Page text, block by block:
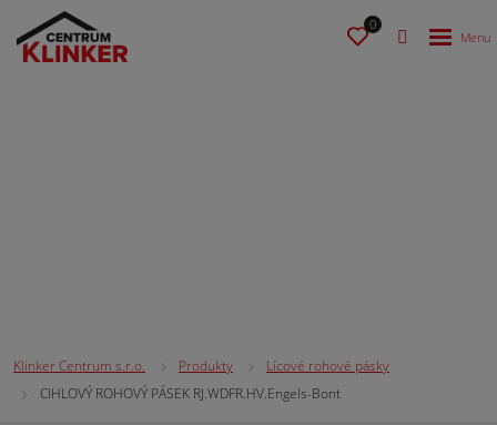
0
Klinker Centrum s.r.o. Produkty
Lícové rohové pásky
CIHLOVÝ ROHOVÝ PÁSEK RJ.WDFR.HV.Engels-Bont